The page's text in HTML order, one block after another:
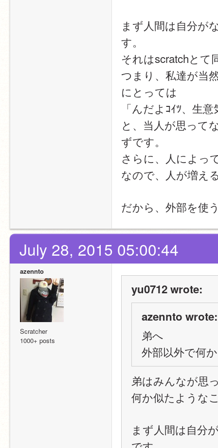
まず人間は自分が
す。
それはscratchとて
つまり、私達が当
にとっては
「んだよｺｲﾂ、生
と、当人が思って
ずです。
さらに、人によっ
なので、人が増え
だから、外部を使
July 28, 2015 05:00:44
azennto
Scratcher
1000+ posts
yu0712 wrote:
azennto wrote:
弟へ
外部以外で何
弟はみんなが思
何か似たような
まず人間は自分